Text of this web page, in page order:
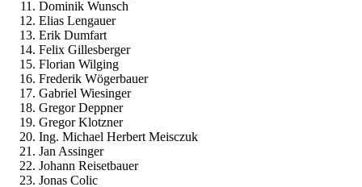
Dominik Wunsch
Elias Lengauer
Erik Dumfart
Felix Gillesberger
Florian Wilging
Frederik Wögerbauer
Gabriel Wiesinger
Gregor Deppner
Gregor Klotzner
Ing. Michael Herbert Meisczuk
Jan Assinger
Johann Reisetbauer
Jonas Colic